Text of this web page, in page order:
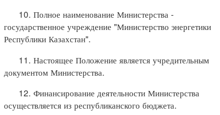
10. Полное наименование Министерства -
государственное учреждение "Министерство энергетики
Республики Казахстан".
11. Настоящее Положение является учредительным
документом Министерства.
12. Финансирование деятельности Министерства
осуществляется из республиканского бюджета.